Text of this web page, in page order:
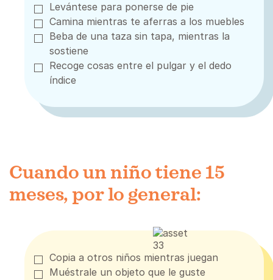
Levántese para ponerse de pie
Camina mientras te aferras a los muebles
Beba de una taza sin tapa, mientras la
sostiene
Recoge cosas entre el pulgar y el dedo
índice
Cuando un niño tiene 15
meses, por lo general:
Copia a otros niños mientras juegan
Muéstrale un objeto que le guste